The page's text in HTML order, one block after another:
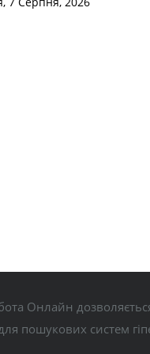
Онлайн
пошукових систем